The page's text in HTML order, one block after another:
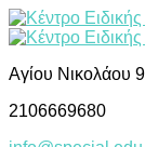
Αγίου Νικολάου
2106669680